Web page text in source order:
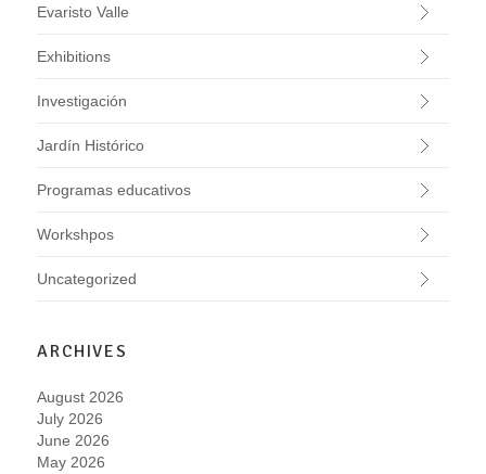
Evaristo Valle
Exhibitions
Investigación
Jardín Histórico
Programas educativos
Workshpos
Uncategorized
ARCHIVES
August 2026
July 2026
June 2026
May 2026